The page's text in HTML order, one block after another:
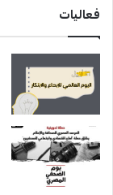
فعاليات